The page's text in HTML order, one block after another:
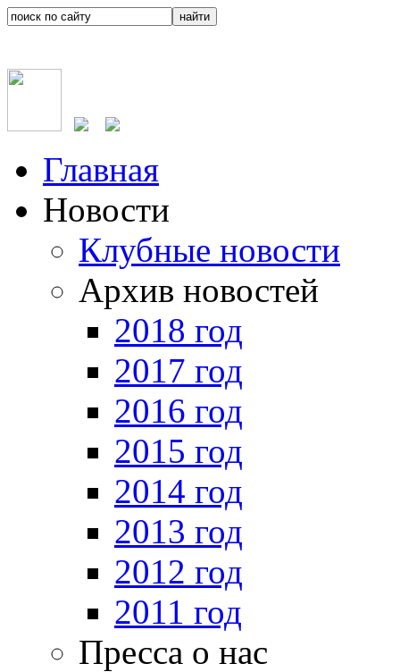
Главная
Новости
Клубные новости
Архив новостей
2018 год
2017 год
2016 год
2015 год
2014 год
2013 год
2012 год
2011 год
Пресса о нас